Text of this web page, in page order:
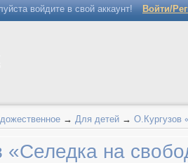
войдите в свой аккаунт! Войти/
→ Для детей → О.Кургузов
«Селедка на